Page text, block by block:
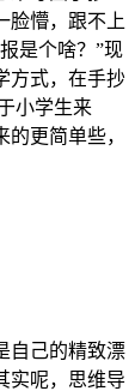
脸懵，跟不上
是个啥？”现
方式，在手抄
小学生来
更简单些，
自己的精致漂
实呢，思维导